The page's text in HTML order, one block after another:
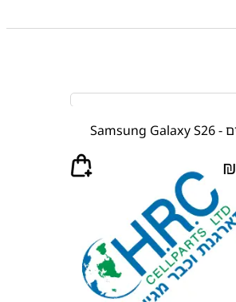
מגירת סים Samsung Galaxy S26 -
₪